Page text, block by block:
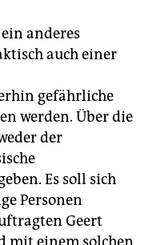
anderes
auch einer
gefährliche
werden. Über die
der
Es soll sich
Personen
Geert